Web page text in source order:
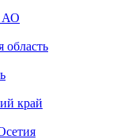
АО
область
край